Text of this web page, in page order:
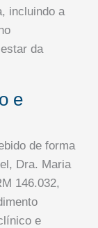
incluindo a
da
e
de forma
Dra. Maria
146.032,
e